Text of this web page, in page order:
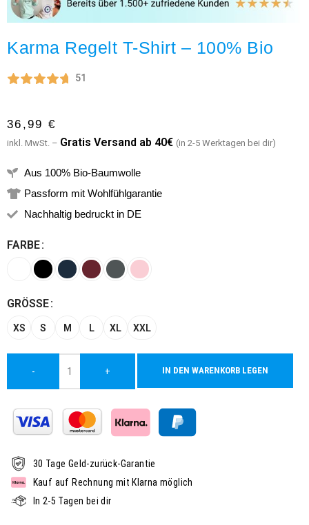
Karma Regelt T-Shirt – 100% Bio
51
36,99 €
inkl. MwSt. – Gratis Versand ab 40€ (in 2-5 Werktagen bei dir)
Aus 100% Bio-Baumwolle
Passform mit Wohlfühlgarantie
Nachhaltig bedruckt in DE
FARBE
GRÖSSE
XS S M L XL XXL
- + IN DEN WARENKORB LEGEN
Alternative:
30 Tage Geld-zurück-Garantie
Kauf auf Rechnung mit Klarna möglich
In 2-5 Tagen bei dir